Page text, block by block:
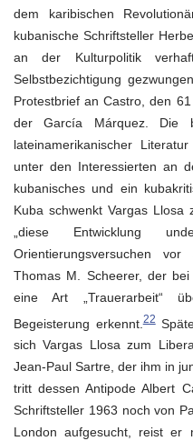
dem karibischen
kubanische Schriftsteller
an der Kulturpolitik
Selbstbezichtigung
Protestbrief an Castro, den
der García Márquez. Die
lateinamerikanischer
unter den Interessierten an
kubanisches und ein
Kuba schwenkt Vargas Llosa
„diese Entwicklung
Orientierungsversuchen
Thomas M. Scheerer, der
eine Art „Trauerarbeit“
Begeisterung erkennt.22
sich Vargas Llosa zum
Jean-Paul Sartre, der ihm in
tritt dessen Antipode Albert
Schriftsteller 1963 noch von
London aufgesucht, reist er